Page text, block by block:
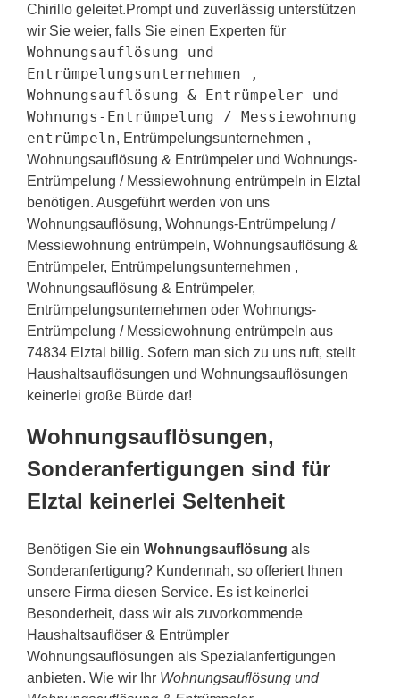
Chirillo geleitet.Prompt und zuverlässig unterstützen
wir Sie weier, falls Sie einen Experten für
Wohnungsauflösung und
Entrümpelungsunternehmen ,
Wohnungsauflösung & Entrümpeler und
Wohnungs-Entrümpelung / Messiewohnung
entrümpeln, Entrümpelungsunternehmen ,
Wohnungsauflösung & Entrümpeler und Wohnungs-
Entrümpelung / Messiewohnung entrümpeln in Elztal
benötigen. Ausgeführt werden von uns
Wohnungsauflösung, Wohnungs-Entrümpelung /
Messiewohnung entrümpeln, Wohnungsauflösung &
Entrümpeler, Entrümpelungsunternehmen ,
Wohnungsauflösung & Entrümpeler,
Entrümpelungsunternehmen oder Wohnungs-
Entrümpelung / Messiewohnung entrümpeln aus
74834 Elztal billig. Sofern man sich zu uns ruft, stellt
Haushaltsauflösungen und Wohnungsauflösungen
keinerlei große Bürde dar!
Wohnungsauflösungen,
Sonderanfertigungen sind für
Elztal keinerlei Seltenheit
Benötigen Sie ein Wohnungsauflösung als
Sonderanfertigung? Kundennah, so offeriert Ihnen
unsere Firma diesen Service. Es ist keinerlei
Besonderheit, dass wir als zuvorkommende
Haushaltsauflöser & Entrümpler
Wohnungsauflösungen als Spezialanfertigungen
anbieten. Wie wir Ihr Wohnungsauflösung und